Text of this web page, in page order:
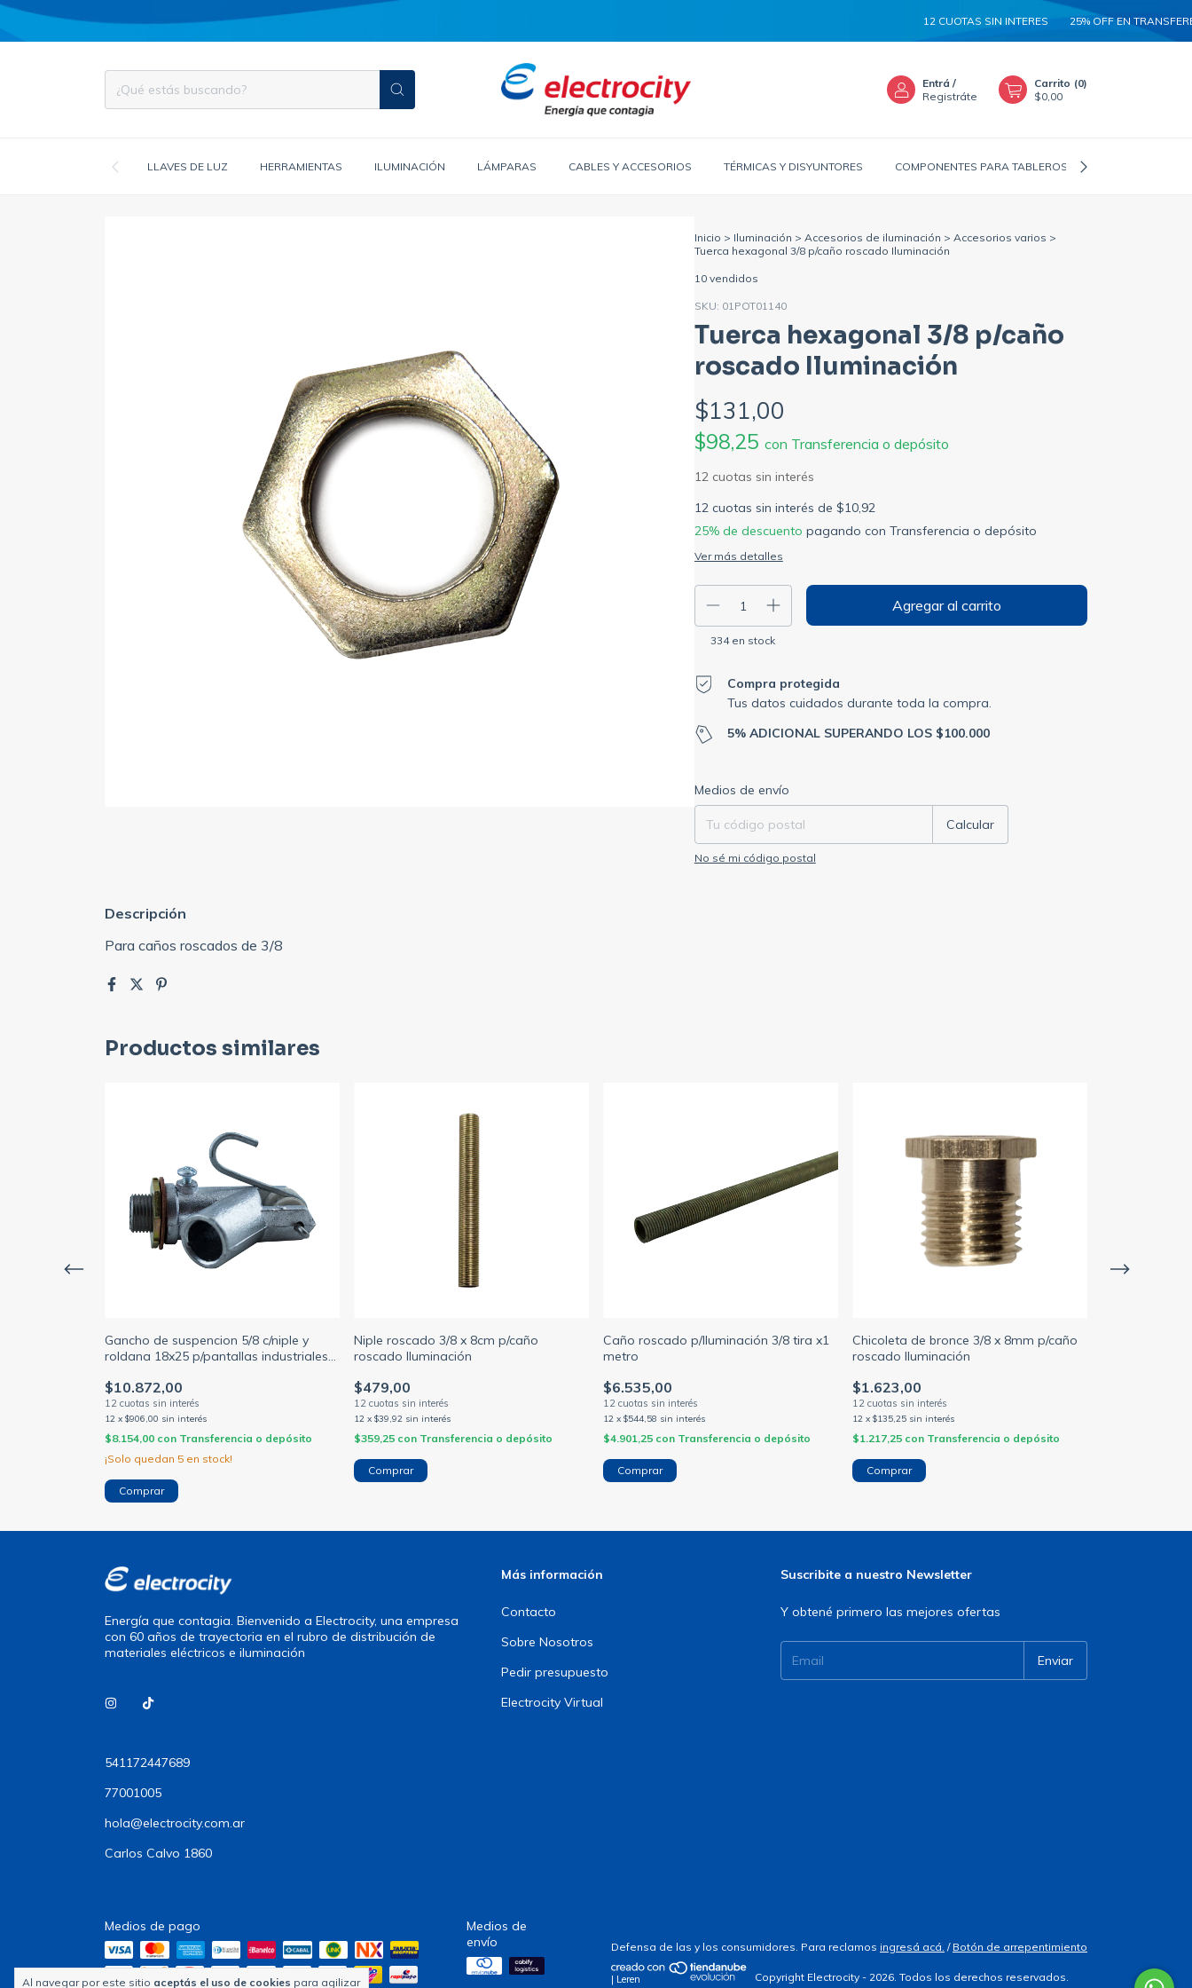
12 CUOTAS SIN INTERES 25% OFF EN
Entrá /
Registráte
Carrito (0)
$0,00
LLAVES DE LUZ HERRAMIENTAS ILUMINACIÓN LÁMPARAS CABLES Y ACCESORIOS TÉRMICAS Y DISYUNTORES COMPONENTES PARA TABLEROS
Al navegar por este sitio aceptás el uso de cookies para agilizar
Inicio > Iluminación > Accesorios de iluminación > Accesorios varios >
Tuerca hexagonal 3/8 p/caño roscado Iluminación
10 vendidos
SKU: 01POT01140
Tuerca hexagonal 3/8 p/caño
roscado Iluminación
$131,00
$98,25 con Transferencia o depósito
12 cuotas sin interés de $10,92
25% de descuento pagando con Transferencia o depósito
Ver más detalles
334en stock
Compra protegida
Tus datos cuidados durante toda la compra.
5% ADICIONAL SUPERANDO LOS $100.000
Entregas para el CP:
Medios de envío
Calcular
No sé mi código postal
Descripción
Para caños roscados de 3/8
Productos similares
Gancho de suspencion 5/8 c/niple y
roldana 18x25 p/pantallas industriales
$10.872,00
12 x $906,00 sin interés
$8.154,00 con Transferencia o depósito
¡Solo quedan 5 en stock!
Niple roscado 3/8 x 8cm p/caño
roscado Iluminación
$479,00
12 x $39,92 sin interés
$359,25 con Transferencia o depósito
Caño roscado p/Iluminación 3/8 tira x1
metro
$6.535,00
12 x $544,58 sin interés
$4.901,25 con Transferencia o depósito
Chicoleta de bronce 3/8 x 8mm p/caño
roscado Iluminación
$1.623,00
12 x $135,25 sin interés
$1.217,25 con Transferencia o depósito
Energía que contagia. Bienvenido a Electrocity, una empresa
con 60 años de trayectoria en el rubro de distribución de
materiales eléctricos e iluminación
541172447689
77001005
hola@electrocity.com.ar
Carlos Calvo 1860
Más información
Contacto
Sobre Nosotros
Pedir presupuesto
Electrocity Virtual
Suscribite a nuestro Newsletter
Y obtené primero las mejores ofertas
Medios de pago
Medios de
envío
Defensa de las y los consumidores. Para reclamos ingresá acá. / Botón de arrepentimiento
| Leren Copyright Electrocity - 2026. Todos los derechos reservados.